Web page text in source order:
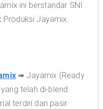
ini berstandar SNI
Produksi Jayamix.
➠ Jayamix (Ready
telah di-blend
terdiri dari pasir